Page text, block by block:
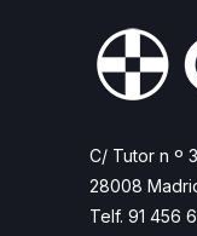
C/ Tutor n º
28008
Telf. 91 456